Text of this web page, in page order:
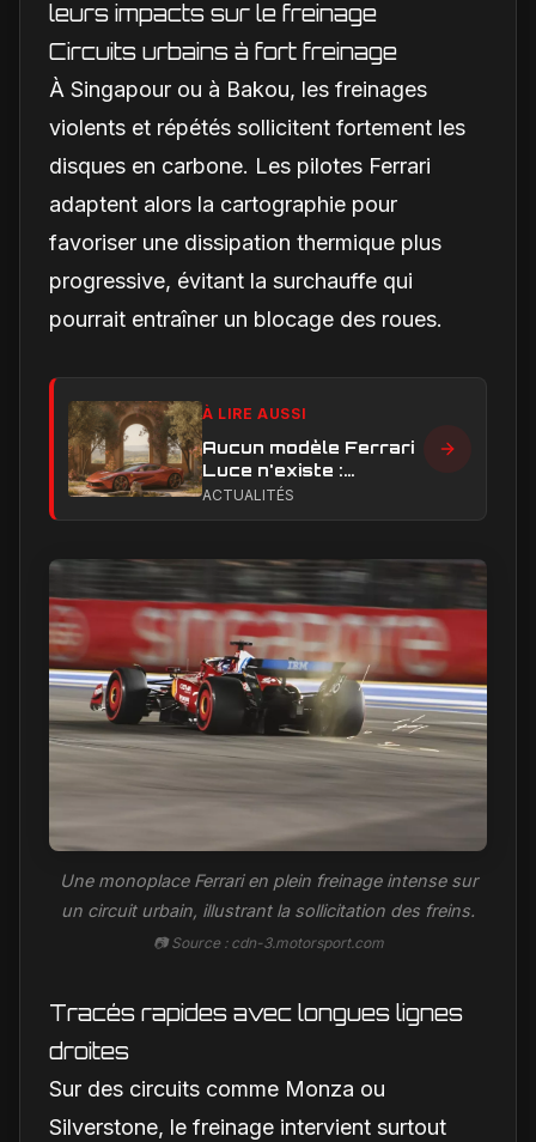
leurs impacts sur le freinage
Circuits urbains à fort freinage
À Singapour ou à Bakou, les freinages
violents et répétés sollicitent fortement les
disques en carbone. Les pilotes Ferrari
adaptent alors la cartographie pour
favoriser une dissipation thermique plus
progressive, évitant la surchauffe qui
pourrait entraîner un blocage des roues.
À LIRE AUSSI
Aucun modèle Ferrari
Luce n'existe :
clarification sur les
ACTUALITÉS
Une monoplace Ferrari en plein freinage intense sur
un circuit urbain, illustrant la sollicitation des freins.
📷 Source : cdn-3.motorsport.com
Tracés rapides avec longues lignes
droites
Sur des circuits comme Monza ou
Silverstone, le freinage intervient surtout